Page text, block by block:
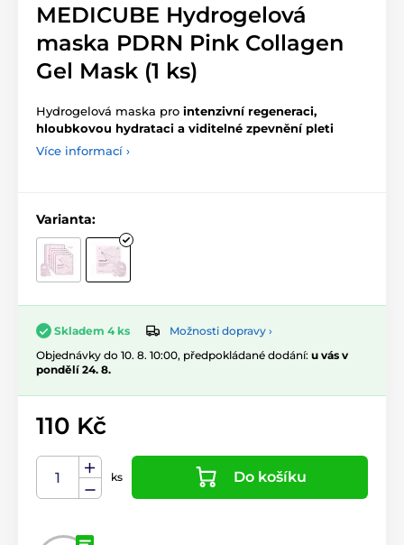
MEDICUBE Hydrogelová
maska PDRN Pink Collagen
Gel Mask (1 ks)
Hydrogelová maska pro intenzivní regeneraci,
hloubkovou hydrataci a viditelné zpevnění pleti
Více informací ›
Varianta:
Skladem 4 ks
Možnosti dopravy ›
Objednávky do 10. 8. 10:00, předpokládané dodání: u vás v
pondělí 24. 8.
110 Kč
ks Do košíku